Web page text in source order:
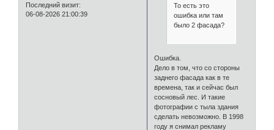
Последний визит:
06-08-2026 21:00:39
То есть это
ошибка или там
было 2 фасада?
Ошибка.
Дело в том, что со стороны
заднего фасада как в те
времена, так и сейчас был
сосновый лес. И такие
фотографии с тыла здания
сделать невозможно. В 1998
году я снимал рекламу